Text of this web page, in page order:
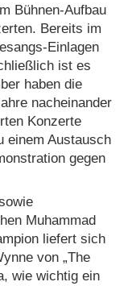
Bühnen-Aufbau
Bereits im
Einlagen
ist es
haben die
nacheinander
Konzerte
einem Austausch
gegen
Muhammad
liefert sich
von „The
wie wichtig ein